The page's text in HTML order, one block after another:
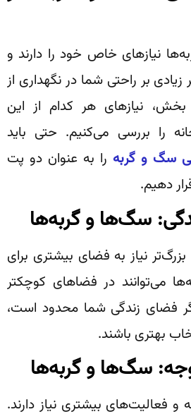
نیازهای خاص خود را دارند و
زیادی بر راحتی شما در نگهداری از
بخش، نیازهای هر کدام از این
را بررسی می‌کنیم. حتی باید
سگ و گربه را به عنوان دو پت
دهیم.
سگ‌ها و گربه‌ها
نیاز به فضای بیشتری برای
می‌توانند در فضاهای کوچکتر
فضای زندگی شما محدود است،
بهتری باشند.
سگ‌ها و گربه‌ها
فعالیت‌های بیشتری نیاز دارند.